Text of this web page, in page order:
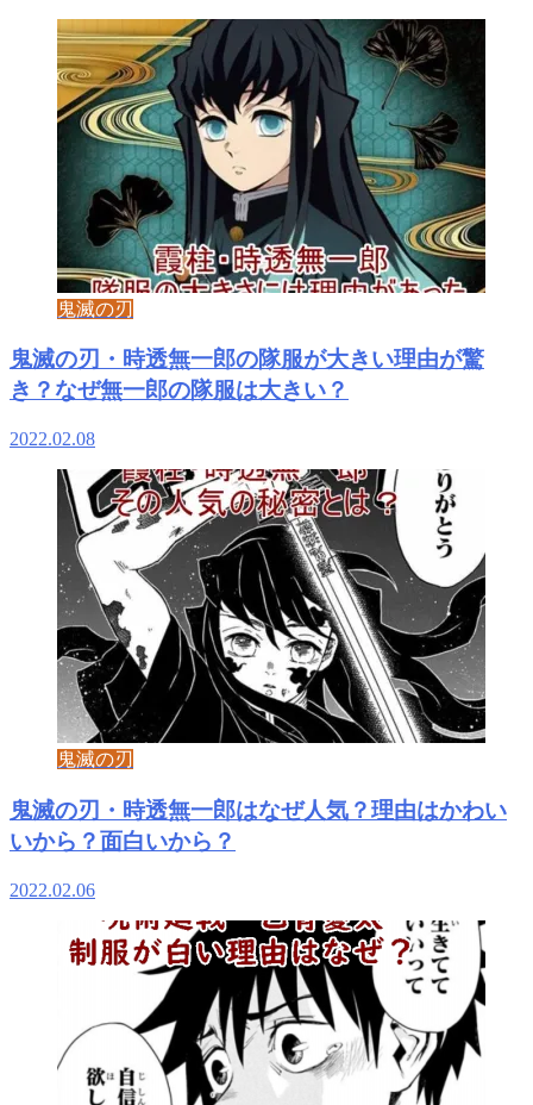
鬼滅の刃
鬼滅の刃・時透無一郎の隊服が大きい理由が驚
き？なぜ無一郎の隊服は大きい？
2022.02.08
鬼滅の刃
鬼滅の刃・時透無一郎はなぜ人気？理由はかわい
いから？面白いから？
2022.02.06